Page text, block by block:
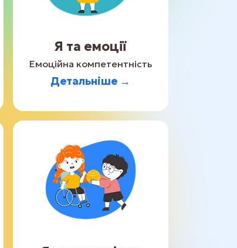
Я та емоції
Емоційна компетентність
Детальніше →